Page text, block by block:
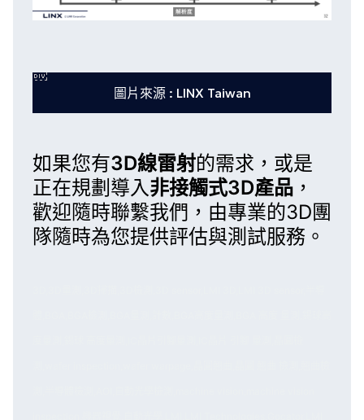
圖片來源 : LINX Taiwan
如果您有3D線雷射的需求，或是
正在規劃導入非接觸式3D產品 ，
歡迎隨時聯繫我們 ，由專業的3D團
隊隨時為您提供評估與測試服務。